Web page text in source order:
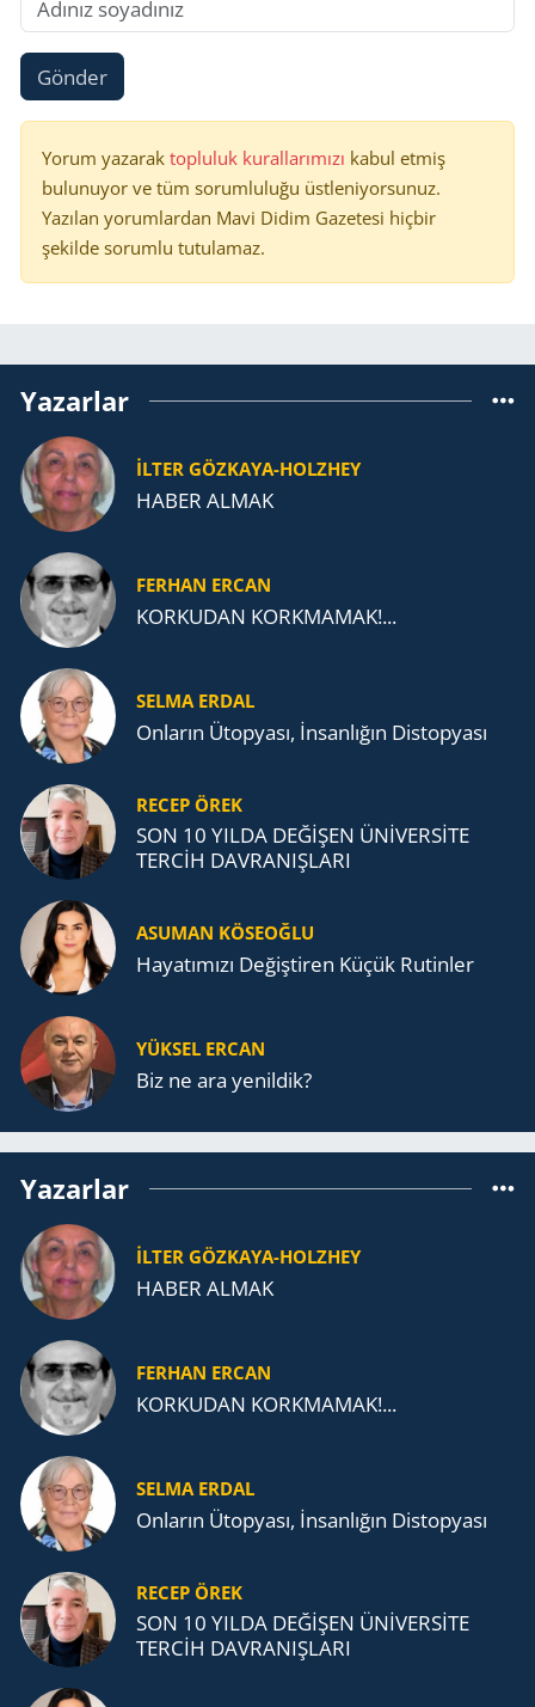
Gönder
Yorum yazarak topluluk kurallarımızı kabul etmiş
bulunuyor ve tüm sorumluluğu üstleniyorsunuz.
Yazılan yorumlardan Mavi Didim Gazetesi hiçbir
şekilde sorumlu tutulamaz.
Yazarlar
İLTER GÖZKAYA-HOLZHEY
HABER ALMAK
FERHAN ERCAN
KORKUDAN KORKMAMAK!...
SELMA ERDAL
Onların Ütopyası, İnsanlığın Distopyası
RECEP ÖREK
SON 10 YILDA DEĞİŞEN ÜNİVERSİTE
TERCİH DAVRANIŞLARI
ASUMAN KÖSEOĞLU
Ha­ya­tı­mı­zı De­ğiş­ti­ren Küçük Ru­tin­ler
YÜKSEL ERCAN
Biz ne ara yenildik?
Yazarlar
İLTER GÖZKAYA-HOLZHEY
HABER ALMAK
FERHAN ERCAN
KORKUDAN KORKMAMAK!...
SELMA ERDAL
Onların Ütopyası, İnsanlığın Distopyası
RECEP ÖREK
SON 10 YILDA DEĞİŞEN ÜNİVERSİTE
TERCİH DAVRANIŞLARI